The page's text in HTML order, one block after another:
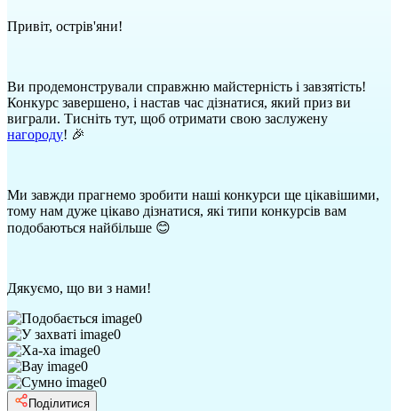
Привіт, острів'яни!
Ви продемонстрували справжню майстерність і завзятість!
Конкурс завершено, і настав час дізнатися, який приз ви
виграли. Тисніть тут, щоб отримати свою заслужену
нагороду! 🎉
Ми завжди прагнемо зробити наші конкурси ще цікавішими,
тому нам дуже цікаво дізнатися, які типи конкурсів вам
подобаються найбільше 😊
Дякуємо, що ви з нами!
0
0
0
0
0
Поділитися